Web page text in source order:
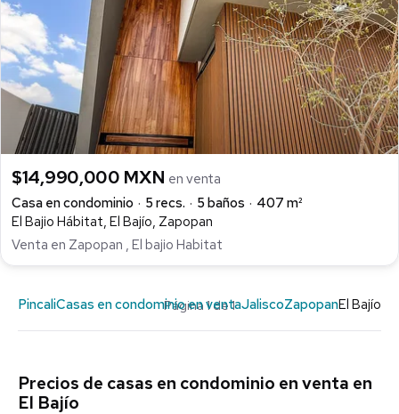
$14,990,000 MXN en venta
Casa en condominio
5 recs. 5 baños
407 m²
El Bajio Hábitat, El Bajío, Zapopan
Venta en Zapopan , El bajio Habitat
Página 1 de 1
PincaliCasas en condominio en ventaJaliscoZapopanEl Bajío
Precios de casas en condominio en venta en
El Bajío